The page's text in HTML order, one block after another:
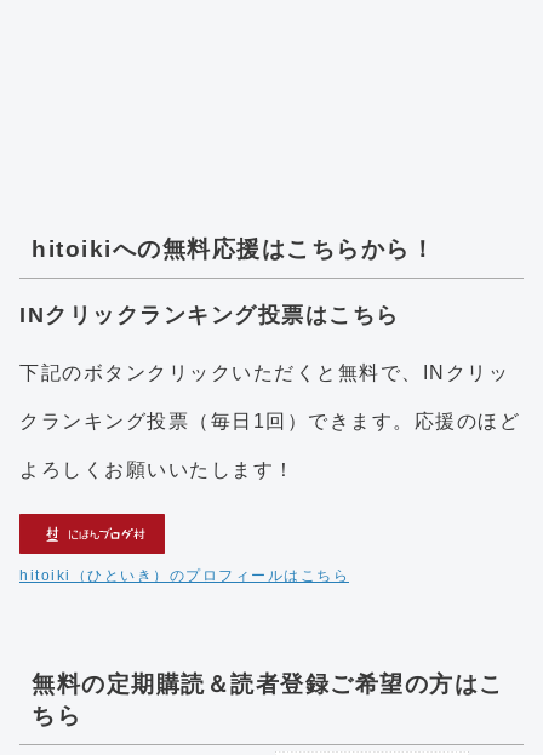
hitoikiへの無料応援はこちらから！
INクリックランキング投票はこちら
下記のボタンクリックいただくと無料で、INクリッ
クランキング投票（毎日1回）できます。応援のほど
よろしくお願いいたします！
hitoiki（ひといき）のプロフィールはこちら
無料の定期購読＆読者登録ご希望の方はこ
ちら